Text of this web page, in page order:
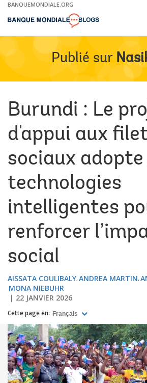
Skip
Main
BANQUEMONDIALE.ORG
Publié sur
Burundi : Le
d'appui aux
sociaux adopte
technologies
intelligentes
renforcer
social
AISSATA COULIBALY ANDREA MARTIN
MONA NIEBUHR
22 JANVIER 2026
Cette page en: Français